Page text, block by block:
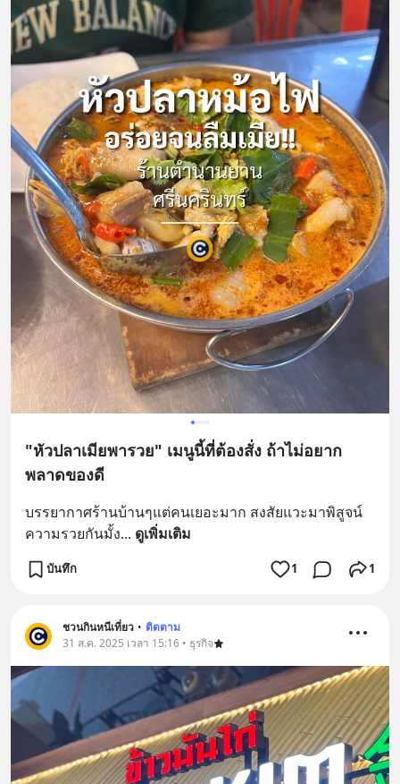
"หัวปลาเมียพารวย" เมนูนี้ที่ต้องสั่ง ถ้าไม่อยาก
พลาดของดี
บรรยากาศร้านบ้านๆแต่คนเยอะมาก สงสัยแวะมาพิสูจน์
ความรวยกันมั้ง... ดูเพิ่มเติม
บันทึก 1 1
ชวนกินหนีเที่ยว • ติดตาม
31 ส.ค. 2025 เวลา 15:16 • ธุรกิจ